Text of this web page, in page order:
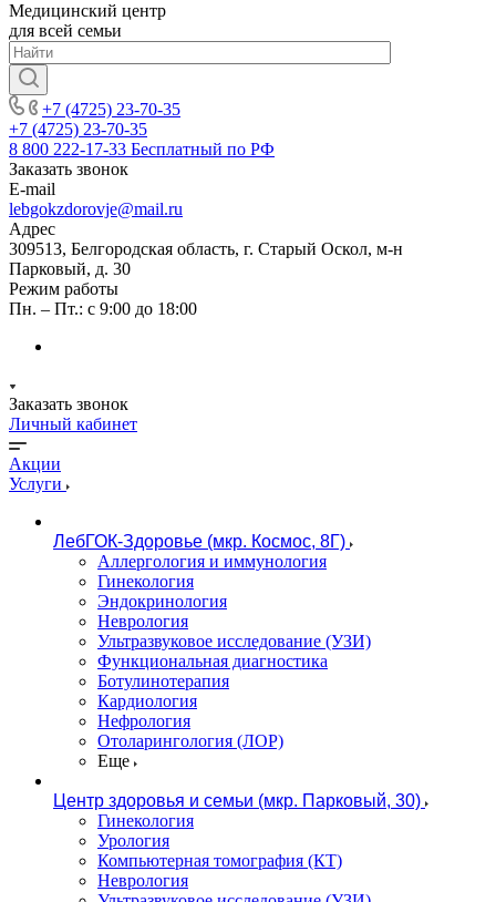
Медицинский центр
для всей семьи
+7 (4725) 23-70-35
+7 (4725) 23-70-35
8 800 222-17-33 Бесплатный по РФ
Заказать звонок
E-mail
lebgokzdorovje@mail.ru
Адрес
309513, Белгородская область, г. Старый Оскол, м-н
Парковый, д. 30
Режим работы
Пн. – Пт.: с 9:00 до 18:00
Заказать звонок
Личный кабинет
Акции
Услуги
ЛебГОК-Здоровье (мкр. Космос, 8Г)
Аллергология и иммунология
Гинекология
Эндокринология
Неврология
Ультразвуковое исследование (УЗИ)
Функциональная диагностика
Ботулинотерапия
Кардиология
Нефрология
Отоларингология (ЛОР)
Еще
Центр здоровья и семьи (мкр. Парковый, 30)
Гинекология
Урология
Компьютерная томография (КТ)
Неврология